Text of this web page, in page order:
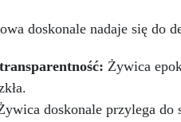
(jeszcze płynnym)
ruch i "rozkwitanie" w
okręgach na
RESI-blast należy
bezpośrednio do
doskonale nadaje się do
Żywica
doskonale przylega do